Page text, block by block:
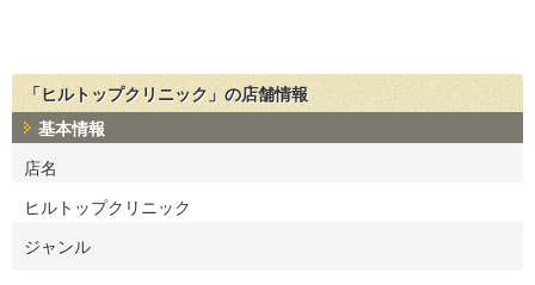
「ヒルトップクリニック」の店舗情報
基本情報
店名
ヒルトップクリニック
ジャンル